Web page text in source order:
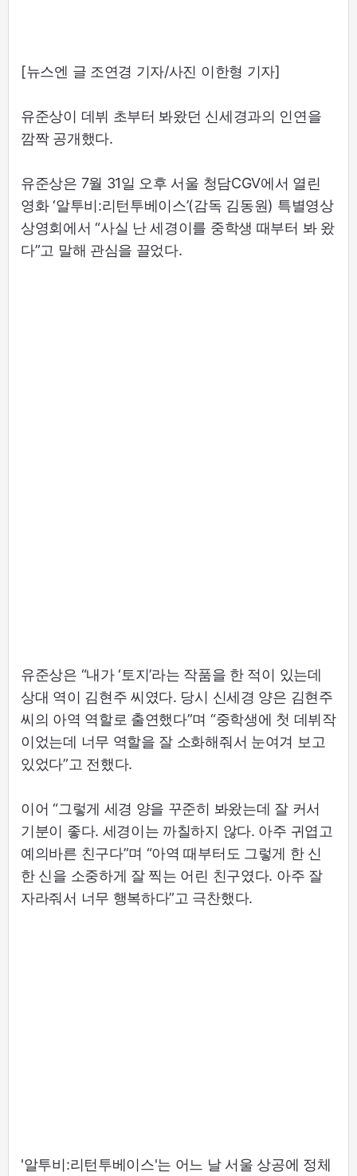
[뉴스엔 글 조연경 기자/사진 이한형 기자]
유준상이 데뷔 초부터 봐왔던 신세경과의 인연을
깜짝 공개했다.
유준상은 7월 31일 오후 서울 청담CGV에서 열린
영화 ‘알투비:리턴투베이스’(감독 김동원) 특별영상
상영회에서 “사실 난 세경이를 중학생 때부터 봐 왔
다”고 말해 관심을 끌었다.
유준상은 “내가 ‘토지’라는 작품을 한 적이 있는데
상대 역이 김현주 씨였다. 당시 신세경 양은 김현주
씨의 아역 역할로 출연했다”며 “중학생에 첫 데뷔작
이었는데 너무 역할을 잘 소화해줘서 눈여겨 보고
있었다”고 전했다.
이어 “그렇게 세경 양을 꾸준히 봐왔는데 잘 커서
기분이 좋다. 세경이는 까칠하지 않다. 아주 귀엽고
예의바른 친구다”며 “아역 때부터도 그렇게 한 신
한 신을 소중하게 잘 찍는 어린 친구였다. 아주 잘
자라줘서 너무 행복하다”고 극찬했다.
'알투비:리턴투베이스'는 어느 날 서울 상공에 정체